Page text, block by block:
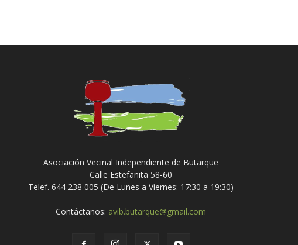
Asociación Vecinal Independiente de Butarque
Calle Estefanita 58-60
Telef. 644 238 005 (De Lunes a Viernes: 17:30 a 19:30)
Contáctanos: avib.butarque@gmail.com